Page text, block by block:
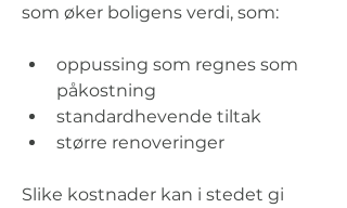
som øker boligens verdi, som:
oppussing som regnes som
påkostning
standardhevende tiltak
større renoveringer
Slike kostnader kan i stedet gi